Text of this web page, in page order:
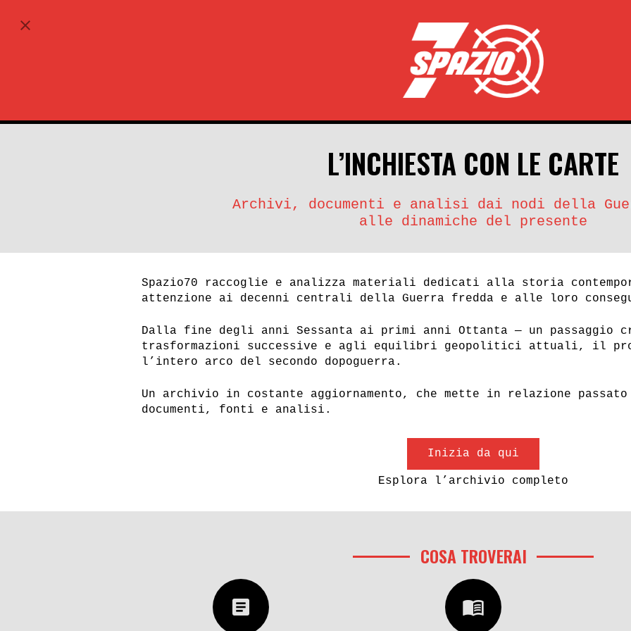
CARRELLO
Il tuo carrello è vuoto.
Ritorna al negozio
CONSIGLI PER GLI
L’INCHIESTA CON LE CARTE
Archivi, documenti e analisi dai nodi della
alle dinamiche del presente
Spazio70 raccoglie e analizza materiali dedicati alla storia
attenzione ai decenni centrali della Guerra fredda e alle loro
Dalla fine degli anni Sessanta ai primi anni Ottanta — un passaggio
trasformazioni successive e agli equilibri geopolitici attuali, il
l’intero arco del secondo dopoguerra.
Un archivio in costante aggiornamento, che mette in relazione
documenti, fonti e analisi.
Inizia da qui
Esplora l’archivio completo
COSA TROVERAI
article menu_book